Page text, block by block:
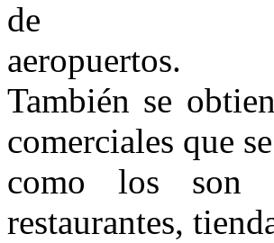
de
aeropuertos.
También se
comerciales que
como los son
restaurantes,